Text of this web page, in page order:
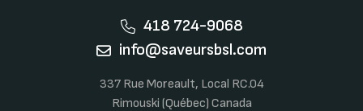
418 724-9068
info@saveursbsl.com
337 Rue Moreault, Local RC.04
Rimouski (Québec) Canada